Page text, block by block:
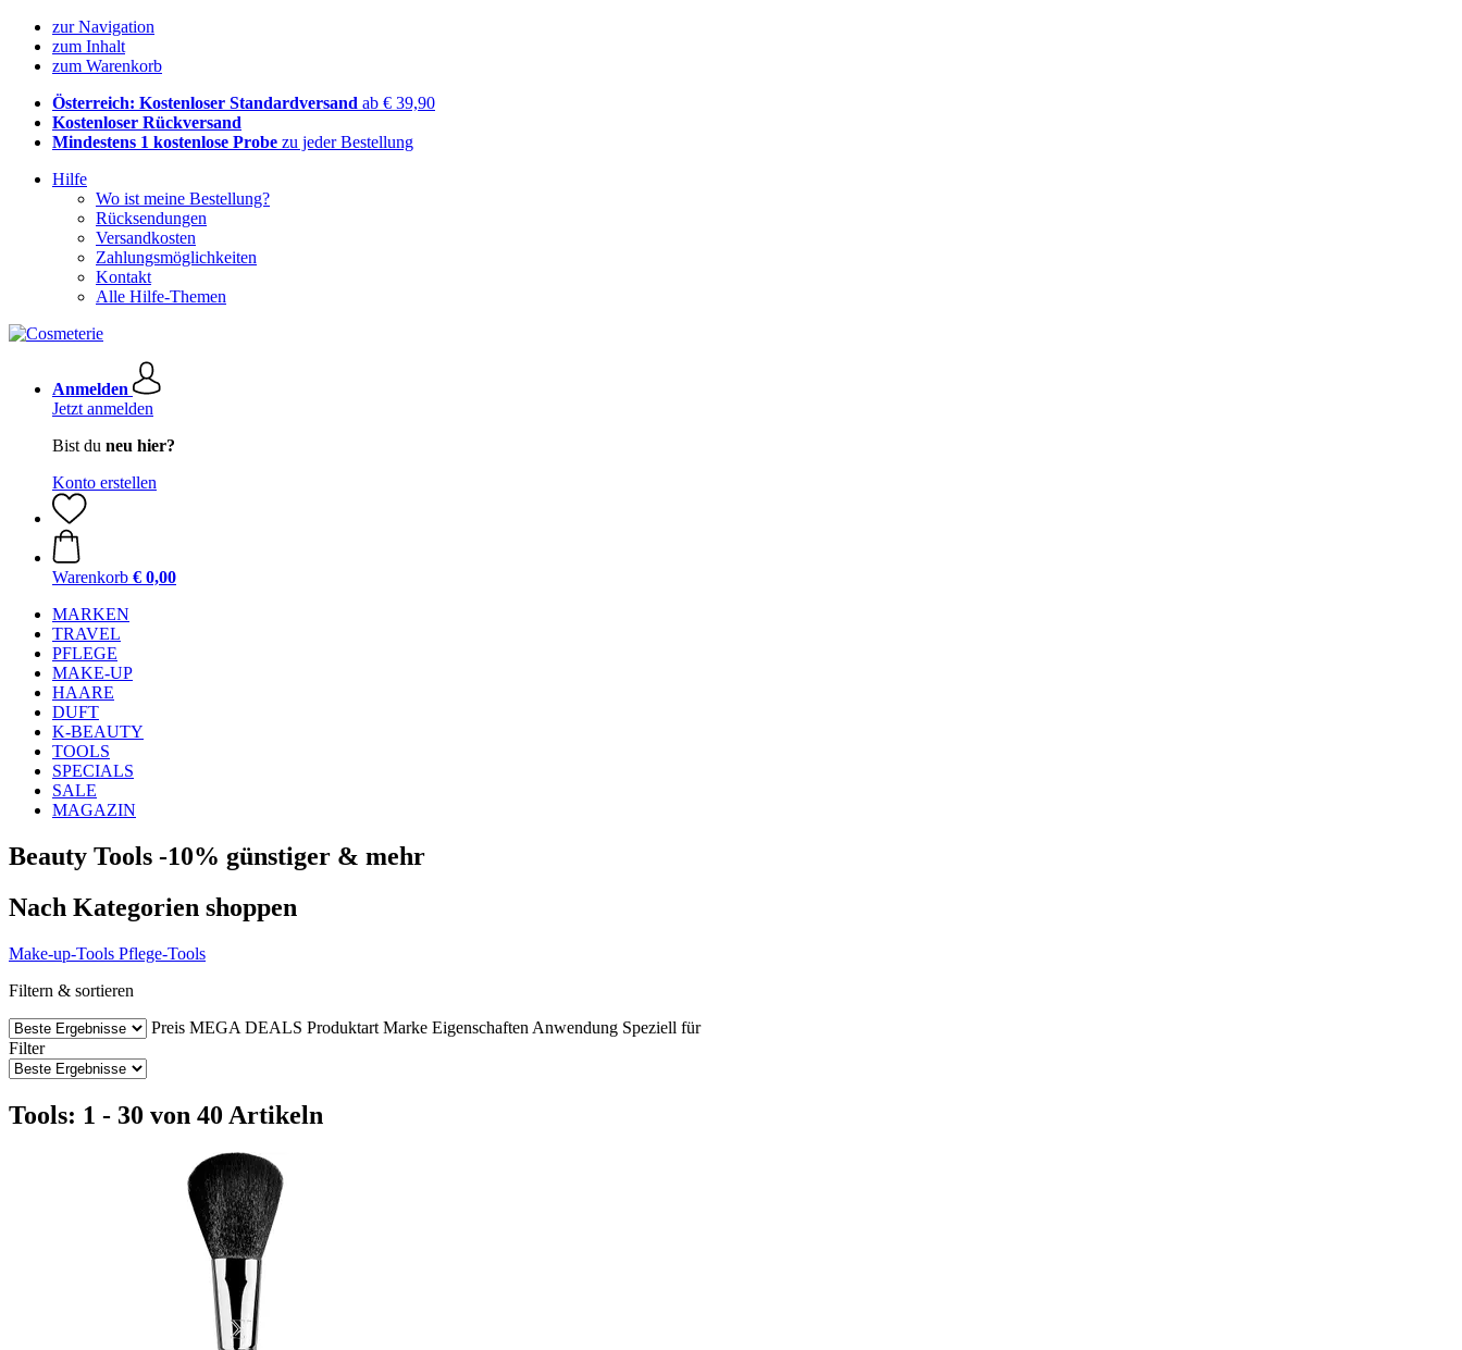
zur Navigation
zum Inhalt
zum Warenkorb
Österreich: Kostenloser Standardversand ab € 39,90
Kostenloser Rückversand
Mindestens 1 kostenlose Probe zu jeder Bestellung
Hilfe
Wo ist meine Bestellung?
Rücksendungen
Versandkosten
Zahlungsmöglichkeiten
Kontakt
Alle Hilfe-Themen
Anmelden
Jetzt anmelden
Bist du neu hier?
Konto erstellen
Warenkorb € 0,00
MARKEN
TRAVEL
PFLEGE
MAKE-UP
HAARE
DUFT
K-BEAUTY
TOOLS
SPECIALS
SALE
MAGAZIN
Beauty Tools -10% günstiger & mehr
Nach Kategorien shoppen
Make-up-Tools Pflege-Tools
Filtern & sortieren
Preis MEGA DEALS Produktart Marke Eigenschaften Anwendung Speziell für
Filter
Tools: 1 - 30 von 40 Artikeln